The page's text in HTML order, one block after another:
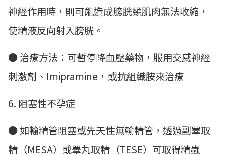
神經作用時，則可能造成膀胱頸肌肉無法收縮，
使精液反向射入膀胱。
● 治療方法：可暫停降血壓藥物，服用交感神經
刺激劑、Imipramine，或抗組織胺來治療
6. 阻塞性不孕症
● 如輸精管阻塞或先天性無輸精管，透過副睪取
精（MESA）或睪丸取精（TESE）可取得精蟲